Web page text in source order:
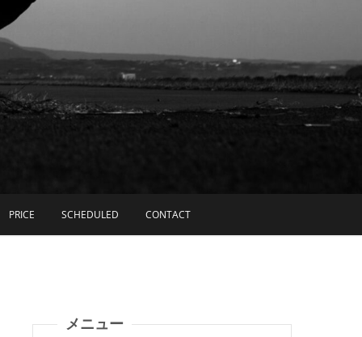
PRICE SCHEDULED CONTACT
メニュー